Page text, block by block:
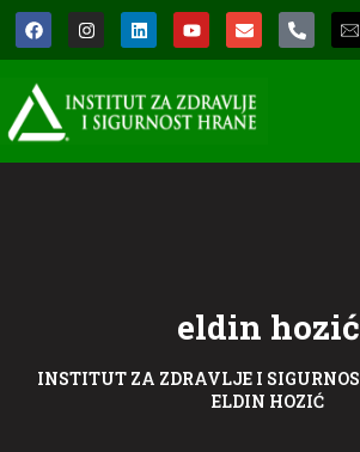
eldin hozić
INSTITUT ZA ZDRAVLJE I
ELDIN HOZIĆ